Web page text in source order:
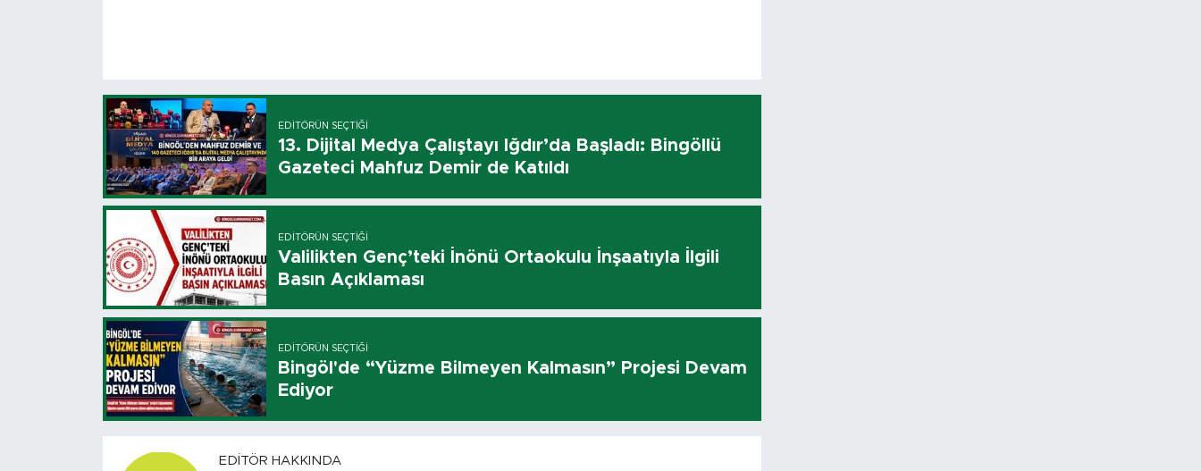
EDITÖRÜN SEÇTIĞI
13. Dijital Medya Çalıştayı Iğdır’da Başladı: Bingöllü
Gazeteci Mahfuz Demir de Katıldı
EDITÖRÜN SEÇTIĞI
Valilikten Genç’teki İnönü Ortaokulu İnşaatıyla İlgili
Basın Açıklaması
EDITÖRÜN SEÇTIĞI
Bingöl'de “Yüzme Bilmeyen Kalmasın” Projesi Devam
Ediyor
EDITÖR HAKKINDA